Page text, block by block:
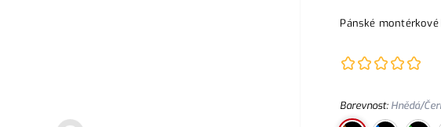
Pánské
Barevnost: Hnědá/